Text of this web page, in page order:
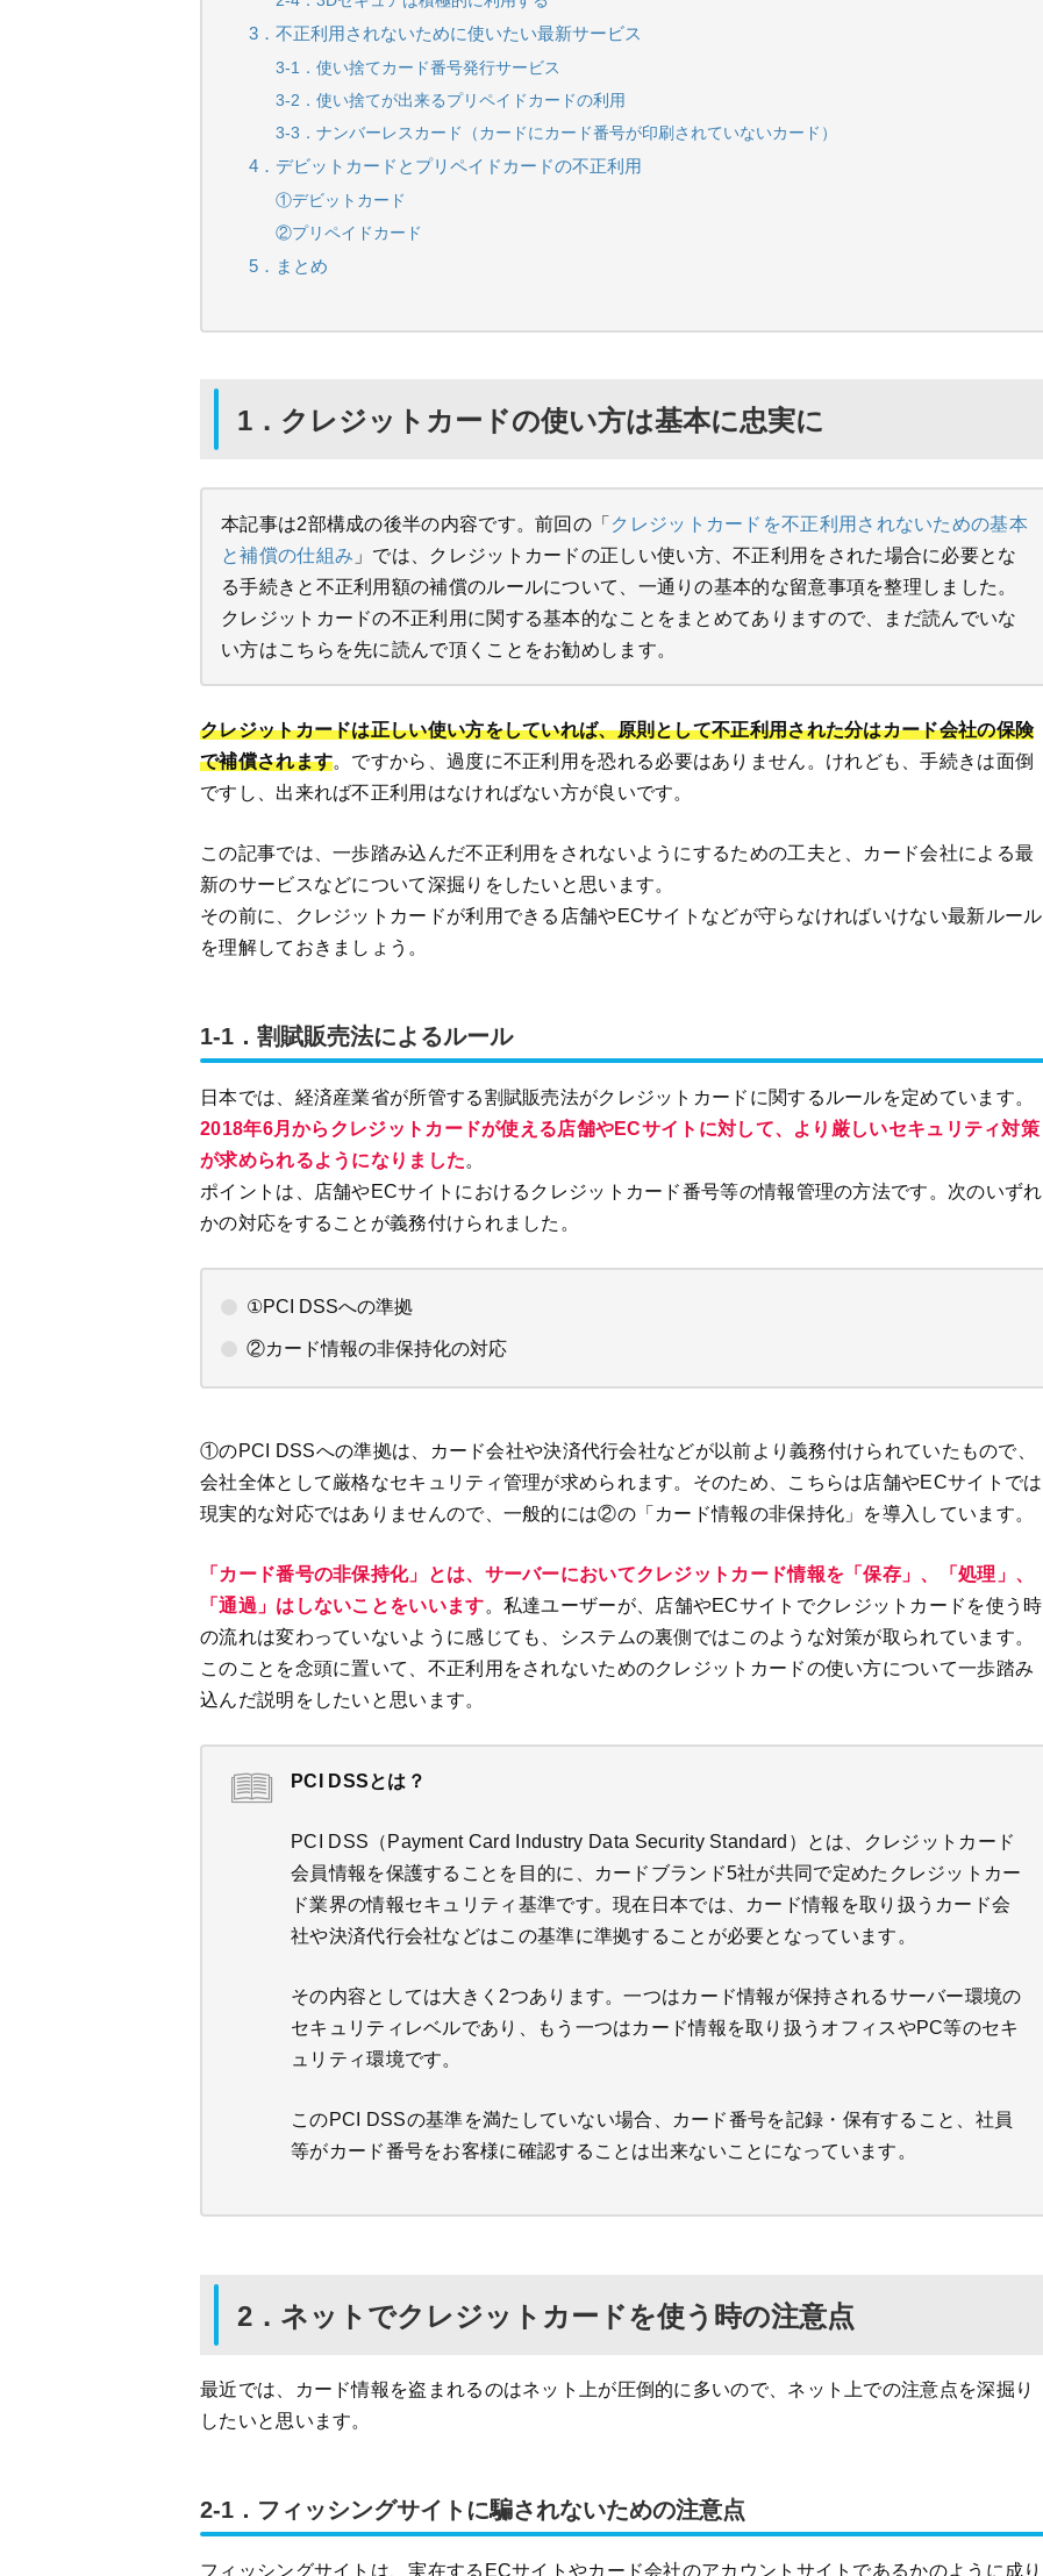
3．不正利用されないために使いたい最新サービス
3-1．使い捨てカード番号発行サービス
3-2．使い捨てが出来るプリペイドカードの利用
3-3．ナンバーレスカード（カードにカード番号が印刷されていないカード）
4．デビットカードとプリペイドカードの不正利用
①デビットカード
②プリペイドカード
5．まとめ
1．クレジットカードの使い方は基本に忠実に
本記事は2部構成の後半の内容です。前回の「 クレジットカードを不正利用されないための基本
と補償の仕組み 」では、クレジットカードの正しい使い方、不正利用をされた場合に必要とな
る手続きと不正利用額の補償のルールについて、一通りの基本的な留意事項を整理しました。
クレジットカードの不正利用に関する基本的なことをまとめてありますので、まだ読んでいな
い方はこちらを先に読んで頂くことをお勧めします。
クレジットカードは正しい使い方をしていれば、原則として不正利用された分はカード会社の保険
で補償されます。ですから、過度に不正利用を恐れる必要はありません。けれども、手続きは面倒
ですし、出来れば不正利用はなければない方が良いです。
この記事では、一歩踏み込んだ不正利用をされないようにするための工夫と、カード会社による最
新のサービスなどについて深掘りをしたいと思います。
その前に、クレジットカードが利用できる店舗やECサイトなどが守らなければいけない最新ルール
を理解しておきましょう。
1-1．割賦販売法によるルール
日本では、経済産業省が所管する割賦販売法がクレジットカードに関するルールを定めています。
2018年6月からクレジットカードが使える店舗やECサイトに対して、より厳しいセキュリティ対策
が求められるようになりました。
ポイントは、店舗やECサイトにおけるクレジットカード番号等の情報管理の方法です。次のいずれ
かの対応をすることが義務付けられました。
①PCI DSSへの準拠
②カード情報の非保持化の対応
①のPCI DSSへの準拠は、カード会社や決済代行会社などが以前より義務付けられていたもので、
会社全体として厳格なセキュリティ管理が求められます。そのため、こちらは店舗やECサイトでは
現実的な対応ではありませんので、一般的には②の「カード情報の非保持化」を導入しています。
「カード番号の非保持化」とは、サーバーにおいてクレジットカード情報を「保存」、「処理」、
「通過」はしないことをいいます。私達ユーザーが、店舗やECサイトでクレジットカードを使う時
の流れは変わっていないように感じても、システムの裏側ではこのような対策が取られています。
このことを念頭に置いて、不正利用をされないためのクレジットカードの使い方について一歩踏み
込んだ説明をしたいと思います。
PCI DSSとは？
PCI DSS（Payment Card Industry Data Security Standard）とは、クレジットカード
会員情報を保護することを目的に、カードブランド5社が共同で定めたクレジットカー
ド業界の情報セキュリティ基準です。現在日本では、カード情報を取り扱うカード会
社や決済代行会社などはこの基準に準拠することが必要となっています。
その内容としては大きく2つあります。一つはカード情報が保持されるサーバー環境の
セキュリティレベルであり、もう一つはカード情報を取り扱うオフィスやPC等のセキ
ュリティ環境です。
このPCI DSSの基準を満たしていない場合、カード番号を記録・保有すること、社員
等がカード番号をお客様に確認することは出来ないことになっています。
2．ネットでクレジットカードを使う時の注意点
最近では、カード情報を盗まれるのはネット上が圧倒的に多いので、ネット上での注意点を深掘り
したいと思います。
2-1．フィッシングサイトに騙されないための注意点
フィッシングサイトは、実在するECサイトやカード会社のアカウントサイトであるかのように成り